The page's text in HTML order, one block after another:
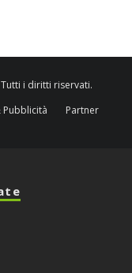
i diritti riservati.
Pubblicità Partner